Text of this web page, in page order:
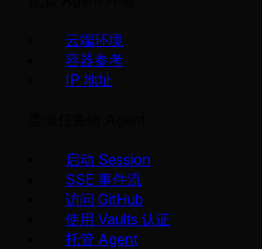
云端环境
容器参考
IP 地址
启动 Session
SSE 事件流
访问 GitHub
使用 Vaults 认证
托管 Agent